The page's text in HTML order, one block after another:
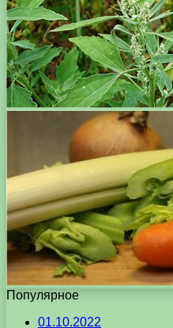
Популярное
01.10.2022